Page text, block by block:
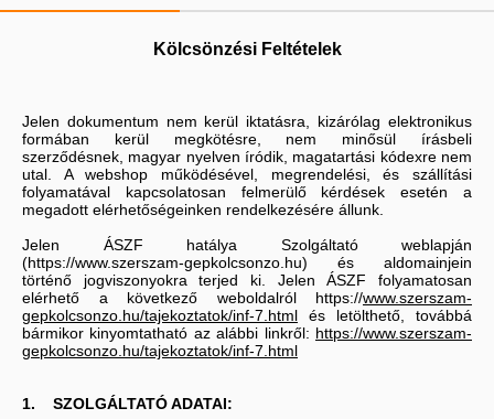
Kölcsönzési Feltételek
Jelen dokumentum nem kerül iktatásra, kizárólag elektronikus
formában kerül megkötésre, nem minősül írásbeli
szerződésnek, magyar nyelven íródik, magatartási kódexre nem
utal. A webshop működésével, megrendelési, és szállítási
folyamatával kapcsolatosan felmerülő kérdések esetén a
megadott elérhetőségeinken rendelkezésére állunk.
Jelen ÁSZF hatálya Szolgáltató weblapján
(https://www.szerszam-gepkolcsonzo.hu) és aldomainjein
történő jogviszonyokra terjed ki. Jelen ÁSZF folyamatosan
elérhető a következő weboldalról https://www.szerszam-
gepkolcsonzo.hu/tajekoztatok/inf-7.html és letölthető, továbbá
bármikor kinyomtatható az alábbi linkről: https://www.szerszam-
gepkolcsonzo.hu/tajekoztatok/inf-7.html
1. SZOLGÁLTATÓ ADATAI: